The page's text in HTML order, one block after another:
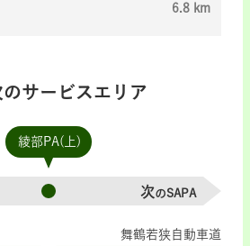
6.8 km
サービスエリア
綾部PA(上)
次のSAPA
舞鶴若狭自動車道